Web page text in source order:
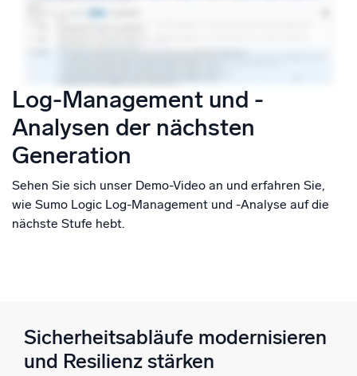
Log-Management und -
Analysen der nächsten
Generation
Sehen Sie sich unser Demo-Video an und erfahren Sie,
wie Sumo Logic Log-Management und -Analyse auf die
nächste Stufe hebt.
Sicherheitsabläufe modernisieren
und Resilienz stärken